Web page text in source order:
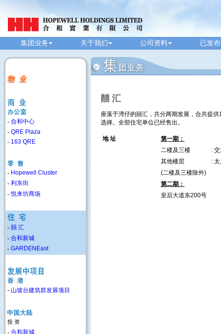
集团业务 关于我们 公司资料 已发
- 合和中心
- QRE Plaza
- 163 QRE
- Hopewell Cluster
- 利东街
-悦来坊商场
- 囍 汇
- 合和新城
- GARDENEast
- 山坡台建筑群发展项目
投 资
- 合和新城
囍 汇
座落于湾仔的囍汇，共分两期发展，合共提
选择。全部住宅单位已经售出。
地 址
第一期：
二楼及三楼
:
其他楼层
:
(二楼及三楼除外)
第二期：
皇后大道东200号